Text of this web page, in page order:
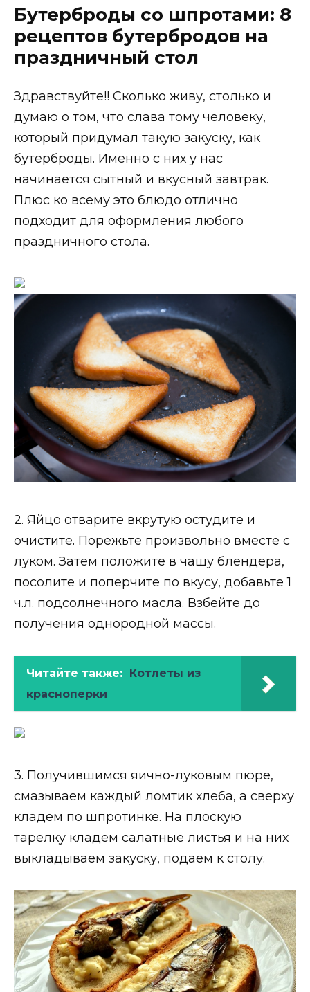
Бутерброды со шпротами: 8
рецептов бутербродов на
праздничный стол
Здравствуйте!! Сколько живу, столько и
думаю о том, что слава тому человеку,
который придумал такую закуску, как
бутерброды. Именно с них у нас
начинается сытный и вкусный завтрак.
Плюс ко всему это блюдо отлично
подходит для оформления любого
праздничного стола.
2. Яйцо отварите вкрутую остудите и
очистите. Порежьте произвольно вместе с
луком. Затем положите в чашу блендера,
посолите и поперчите по вкусу, добавьте 1
ч.л. подсолнечного масла. Взбейте до
получения однородной массы.
Читайте также: Котлеты из
красноперки
3. Получившимся яично-луковым пюре,
смазываем каждый ломтик хлеба, а сверху
кладем по шпротинке. На плоскую
тарелку кладем салатные листья и на них
выкладываем закуску, подаем к столу.